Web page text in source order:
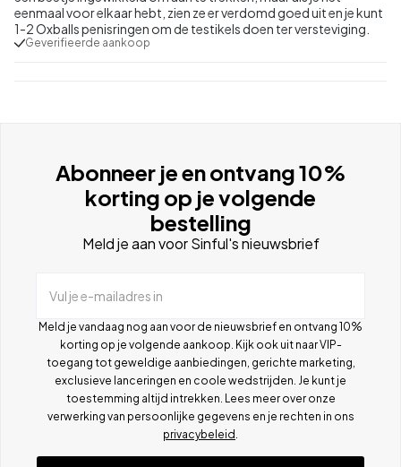
eenmaal voor elkaar hebt, zien ze er verdomd goed uit en je kunt
1-2 Oxballs penisringen om de testikels doen ter versteviging.
Geverifieerde aankoop
Abonneer je en ontvang 10%
korting op je volgende
bestelling
Meld je aan voor Sinful's nieuwsbrief
Vul je e-mailadres in
Meld je vandaag nog aan voor de nieuwsbrief en ontvang 10%
korting op je volgende aankoop. Kijk ook uit naar VIP-
toegang tot geweldige aanbiedingen, gerichte marketing,
exclusieve lanceringen en coole wedstrijden. Je kunt je
toestemming altijd intrekken. Lees meer over onze
verwerking van persoonlijke gegevens en je rechten in ons
privacybeleid